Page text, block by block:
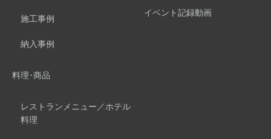
施工事例
納入事例
料理･商品
レストランメニュー／ホテル
料理
イベント記録動画